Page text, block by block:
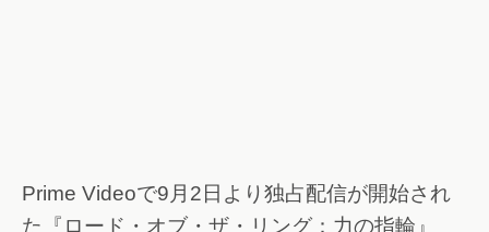
Prime Videoで9月2日より独占配信が開始され
た『ロード・オブ・ザ・リング：力の指輪』